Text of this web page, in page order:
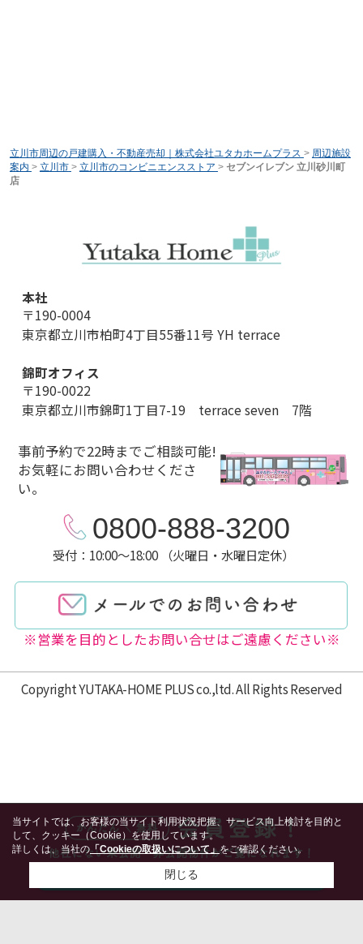
立川市周辺の戸建購入・不動産売却｜株式会社ユタカホームプラス > 周辺施設
案内 > 立川市 > 立川市のコンビニエンスストア > セブンイレブン 立川砂川町
店
本社
〒190-0004
東京都立川市柏町4丁目55番11号 YH terrace
錦町オフィス
〒190-0022
東京都立川市錦町1丁目7-19 terrace seven 7階
事前予約で22時までご相談可能!
お気軽にお問い合わせくださ
い。
0800-888-3200
受付：10:00～18:00 （火曜日・水曜日定休）
※営業を目的としたお問い合せはご遠慮ください※
Copyright YUTAKA-HOME PLUS co.,ltd. All Rights Reserved
当サイトでは、お客様の当サイト利用状況把握、サービス向上検討を目的と
して、クッキー（Cookie）を使用しています。
詳しくは、当社の「Cookieの取扱いについて」をご確認ください。
閉じる